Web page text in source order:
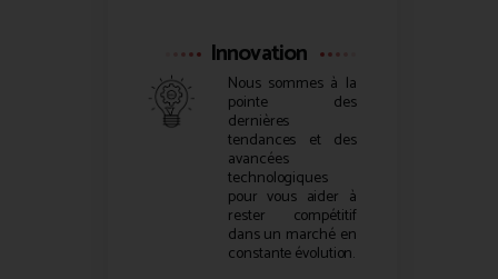
Innovation
Nous sommes à la
pointe des
dernières
tendances et des
avancées
technologiques
pour vous aider à
rester compétitif
dans un marché en
constante évolution.